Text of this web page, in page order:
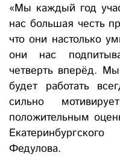
«Мы каждый год
нас большая честь
что они настолько
они нас
четверть вперёд.
будет работать
сильно
положительным
Федулова.